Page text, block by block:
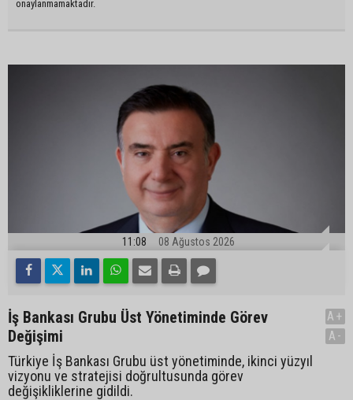
onaylanmamaktadır.
11:08 08 Ağustos 2026
İş Bankası Grubu Üst Yönetiminde Görev
Değişimi
Türkiye İş Bankası Grubu üst yönetiminde, ikinci yüzyıl
vizyonu ve stratejisi doğrultusunda görev
değişikliklerine gidildi.
A+
A-